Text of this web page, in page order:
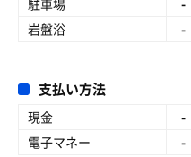
駐車場
-
岩盤浴
-
支払い方法
現金 -
電子マネー
-